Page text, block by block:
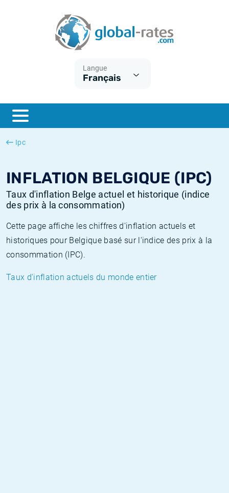
Langue
Français
Ipc
INFLATION BELGIQUE (IPC)
Taux d'inflation Belge actuel et historique (indice
des prix à la consommation)
Cette page affiche les chiffres d'inflation actuels et
historiques pour Belgique basé sur l'indice des prix à la
consommation (IPC).
Taux d'inflation actuels du monde entier
ESTER
SONIA
Qu'est-ce que l'inflation IPC?
Qu'est-ce que l'inflation IPCH?
Inflation Canadien
Inflation Europeenne
Taux Euribor historiques
Taux ESTER historiques
Taux SONIA historiques
Taux TONAR historiques
Calculateur d’inflation